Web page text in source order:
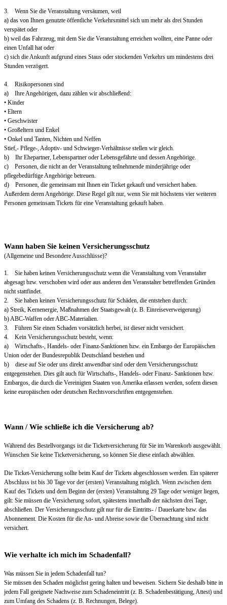
3. Wenn Sie die Veranstaltung versäumen, weil
a) das von Ihnen genutzte öffentliche Verkehrsmittel sich um mehr als drei Stunden
verspätet oder
b) weil das Fahrzeug, mit dem Sie die Veranstaltung erreichen wollten, eine Panne oder
einen Unfall hat oder
c) sich die Ankunft aufgrund eines Staus oder stockenden Verkehrs um mindestens drei
Stunden verzögert.
4. Risikopersonen sind
a) Ihre Angehörigen, dazu zählen wir abschließend:
• Kinder
• Eltern
• Geschwister
• Großeltern und Enkel
• Onkel und Tanten, Nichten und Neffen
Stief,- Pflege-, Adoptiv- und Schwieger-Verhältnisse stellen wir gleich.
b) Ihr Ehepartner, Lebenspartner oder Lebensgefährte und dessen Angehörige.
c) Personen, die nicht an der Veranstaltung teilnehmende minderjährige oder
pflegebedürftige Angehörige betreuen.
d) Personen, die gemeinsam mit Ihnen ein Ticket gekauft und versichert haben.
Außerdem deren Angehörige. Diese Regel gilt nur, wenn Sie mit höchstens vier weiteren
Personen gemeinsam Tickets für eine Veranstaltung gekauft haben.
Wann haben Sie keinen Versicherungsschutz
(Allgemeine und Besondere Ausschlüsse)?
1. Sie haben keinen Versicherungsschutz wenn die Veranstaltung vom Veranstalter
abgesagt bzw. verschoben wird oder aus anderen den Veranstalter betreffenden Gründen
nicht stattfindet.
2. Sie haben keinen Versicherungsschutz für Schäden, die entstehen durch:
a) Streik, Kernenergie, Maßnahmen der Staatsgewalt (z. B. Einreiseverweigerung)
b) ABC-Waffen oder ABC-Materialien.
3. Führen Sie einen Schaden vorsätzlich herbei, ist dieser nicht versichert.
4. Kein Versicherungsschutz besteht, wenn:
a) Wirtschafts-, Handels- oder Finanz-Sanktionen bzw. ein Embargo der Europäischen
Union oder der Bundesrepublik Deutschland bestehen und
b) diese auf Sie oder uns direkt anwendbar sind oder dem Versicherungsschutz
entgegenstehen. Dies gilt auch für Wirtschafts-, Handels- oder Finanz- Sanktionen bzw.
Embargos, die durch die Vereinigten Staaten von Amerika erlassen werden, sofern diesen
keine europäischen oder deutschen Rechtsvorschriften entgegenstehen.
Wann / Wie schließe ich die Versicherung ab?
Während des Bestellvorgangs ist die Ticketversicherung für Sie im Warenkorb ausgewählt.
Wünschen Sie keine Ticketversicherung, so können Sie diese einfach abwählen.
Die Ticket-Versicherung sollte beim Kauf der Tickets abgeschlossen werden. Ein späterer
Abschluss ist bis 30 Tage vor der (ersten) Veranstaltung möglich. Wenn zwischen dem
Kauf des Tickets und dem Beginn der (ersten) Veranstaltung 29 Tage oder weniger liegen,
gilt: Sie müssen die Versicherung sofort, spätestens innerhalb der nächsten drei Tage,
abschließen. Der Versicherungsschutz gilt nur für die Eintritts- / Dauerkarte bzw. das
Abonnement. Die Kosten für die An- und Abreise sowie die Übernachtung sind nicht
versichert.
Wie verhalte ich mich im Schadenfall?
Was müssen Sie in jedem Schadenfall tun?
Sie müssen den Schaden möglichst gering halten und beweisen. Sichern Sie deshalb bitte in
jedem Fall geeignete Nachweise zum Schadeneintritt (z. B. Schadenbestätigung, Attest) und
zum Umfang des Schadens (z. B. Rechnungen, Belege).